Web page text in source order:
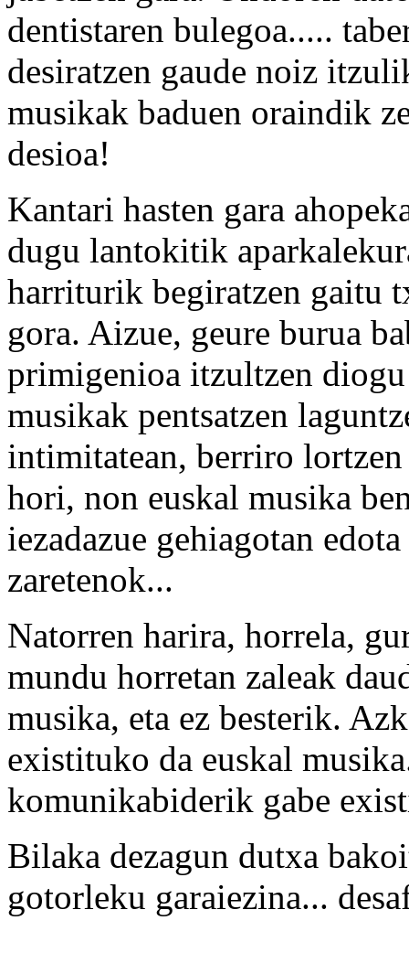
dentistaren bulegoa.....
desiratzen gaude noiz
musikak baduen oraindik
desioa!
Kantari hasten gara
dugu lantokitik
harriturik begiratzen gaitu
gora. Aizue, geure burua
primigenioa itzultzen diogu
musikak pentsatzen
intimitatean, berriro
hori, non euskal musika
iezadazue gehiagotan
zaretenok...
Natorren harira, horrela,
mundu horretan zaleak
musika, eta ez besterik.
existituko da euskal
komunikabiderik gabe
Bilaka dezagun dutxa
gotorleku garaiezina...